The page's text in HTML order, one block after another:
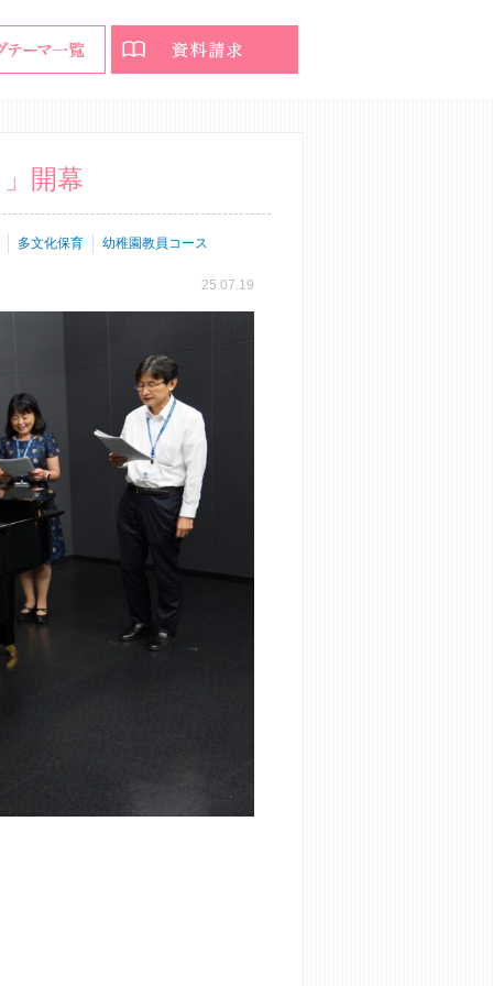
開幕
多文化保育
幼稚園教員コース
25.07.19